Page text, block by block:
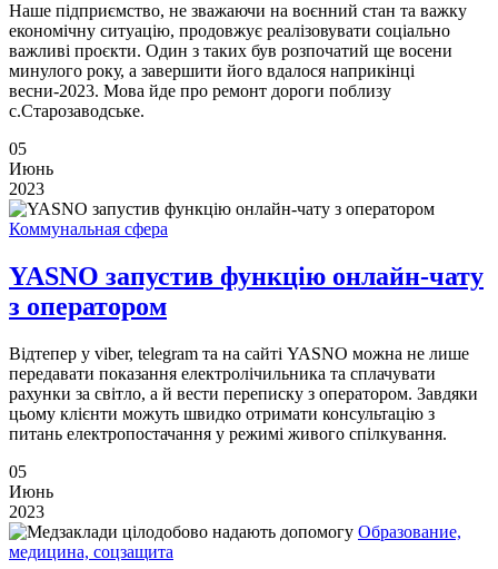
Наше підприємство, не зважаючи на воєнний стан та важку
економічну ситуацію, продовжує реалізовувати соціально
важливі проєкти. Один з таких був розпочатий ще восени
минулого року, а завершити його вдалося наприкінці
весни-2023. Мова йде про ремонт дороги поблизу
с.Старозаводське.
05
Июнь
2023
Коммунальная сфера
YASNO запустив функцію онлайн-чату
з оператором
Відтепер у viber, telegram та на сайті YASNO можна не лише
передавати показання електролічильника та сплачувати
рахунки за світло, а й вести переписку з оператором. Завдяки
цьому клієнти можуть швидко отримати консультацію з
питань електропостачання у режимі живого спілкування.
05
Июнь
2023
Образование,
медицина, соцзащита